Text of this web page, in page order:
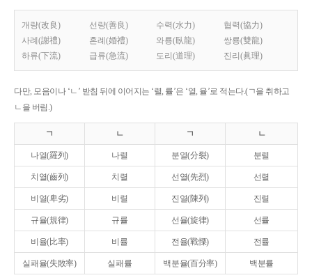
개량(改良) 선량(善良) 수력(水力)
협력(協力)
사례(謝禮)
혼례(婚禮) 와룡(臥龍)
쌍룡(雙龍)
하류(下流)
급류(急流) 도리(道理) 진리(眞理)
다만, 모음이나 ‘ㄴ’ 받침 뒤에 이어지는 ‘렬, 률’은 ‘열, 율’로 적는다.(ㄱ을 취하고
ㄴ을 버림.)
ㄱ ㄴ ㄱ ㄴ
나열(羅列) 나렬 분열(分裂) 분렬
치열(齒列) 치렬 선열(先烈) 선렬
비열(卑劣) 비렬 진열(陳列) 진렬
규율(規律) 규률 선율(旋律) 선률
비율(比率) 비률 전율(戰慄) 전률
실패율(失敗率) 실패률 백분율(百分率) 백분률